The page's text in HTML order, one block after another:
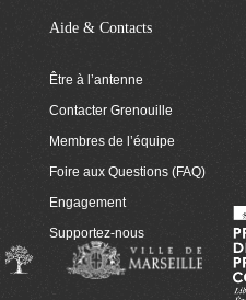
Aide & Contacts
Être à l’antenne
Contacter Grenouille
Membres de l’équipe
Foire aux Questions (FAQ)
Engagement
Supportez-nous